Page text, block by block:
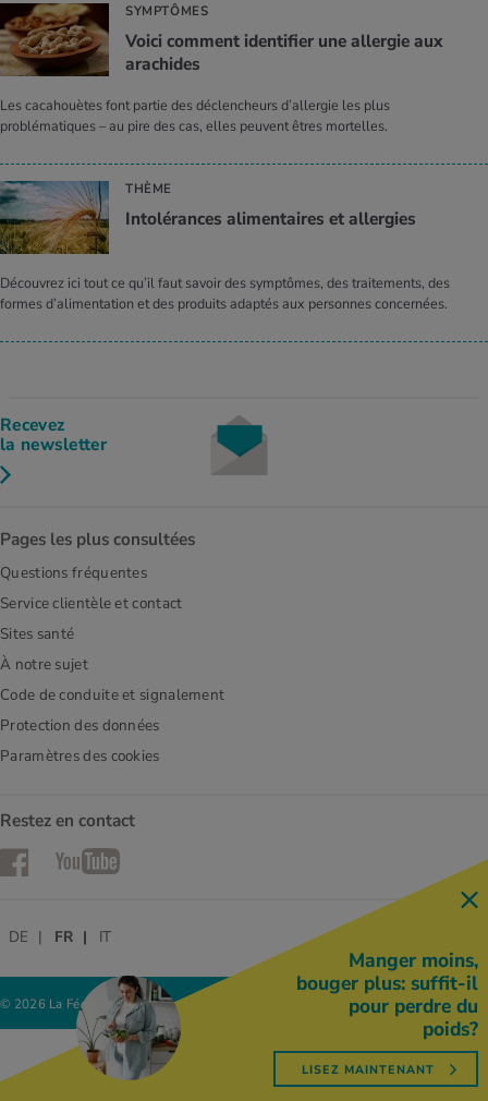
SYMPTÔMES
Voici comment identifier une allergie aux
arachides
Les cacahouètes font partie des déclencheurs d’allergie les plus
problématiques – au pire des cas, elles peuvent êtres mortelles.
THÈME
Intolérances alimentaires et allergies
Découvrez ici tout ce qu’il faut savoir des symptômes, des traitements, des
formes d’alimentation et des produits adaptés aux personnes concernées.
Recevez
la newsletter
Pages les plus consultées
Questions fréquentes
Service clientèle et contact
Sites santé
À notre sujet
Code de conduite et signalement
Protection des données
Paramètres des cookies
Restez en contact
FacebookYouTube
© 2026 La Fédération des coopératives Migros
DE FR IT
Manger moins,
bouger plus: suffit-il
pour perdre du
poids?
LISEZ MAINTENANT